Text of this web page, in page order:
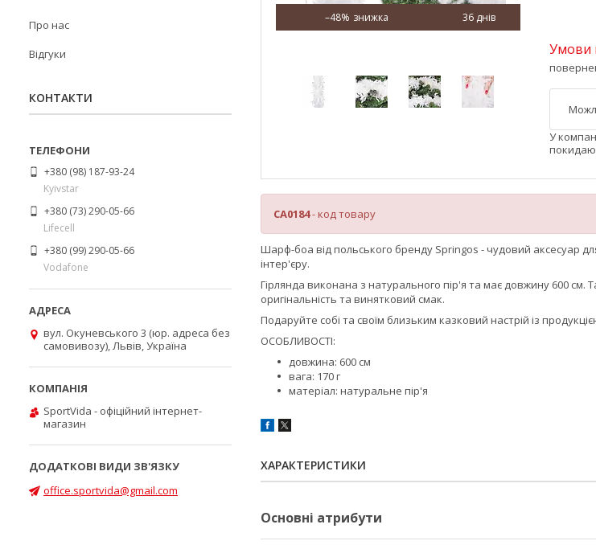
–48% 36 днів
У
CA0184- код товару
Шарф-боа від польського бренду Springos - чудовий аксесуар
інтер'єру.
Гірлянда виконана з натурального пір'я та має довжину 600 см.
оригінальність та винятковий смак.
Подаруйте собі та своїм близьким казковий настрій із
ОСОБЛИВОСТІ:
довжина: 600 см
вага: 170 г
матеріал: натуральне пір'я
ХАРАКТЕРИСТИКИ
Основні атрибути
Про нас
Відгуки
КОНТАКТИ
+380 (98) 187-93-24
Kyivstar
+380 (73) 290-05-66
Lifecell
+380 (99) 290-05-66
Vodafone
вул. Окуневського 3 (юр. адреса без
самовивозу), Львів, Україна
SportVida - офіційний інтернет-
магазин
office.sportvida@gmail.com